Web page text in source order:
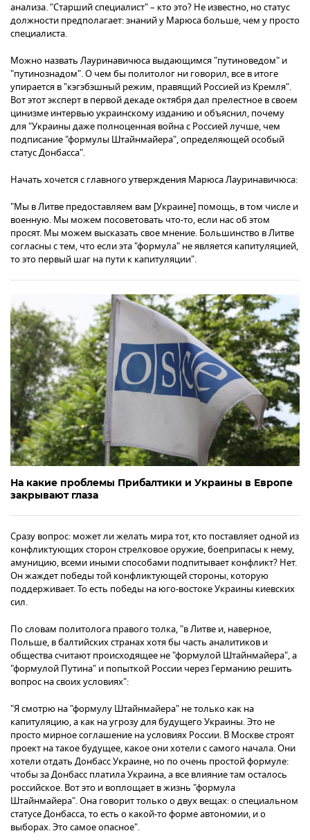
анализа. "Старший специалист" – кто это? Не известно, но статус
должности предполагает: знаний у Марюса больше, чем у просто
специалиста.
Можно назвать Лауринавичюса выдающимся "путиноведом" и
"путинознадом". О чем бы политолог ни говорил, все в итоге
упирается в "кэгэбэшный режим, правящий Россией из Кремля".
Вот этот эксперт в первой декаде октября дал прелестное в своем
цинизме интервью украинскому изданию и объяснил, почему
для "Украины даже полноценная война с Россией лучше, чем
подписание "формулы Штайнмайера", определяющей особый
статус Донбасса".
Начать хочется с главного утверждения Марюса Лауринавичюса:
"Мы в Литве предоставляем вам [Украине] помощь, в том числе и
военную. Мы можем посоветовать что-то, если нас об этом
просят. Мы можем высказать свое мнение. Большинство в Литве
согласны с тем, что если эта "формула" не является капитуляцией,
то это первый шаг на пути к капитуляции".
На какие проблемы Прибалтики и Украины в Европе
закрывают глаза
Сразу вопрос: может ли желать мира тот, кто поставляет одной из
конфликтующих сторон стрелковое оружие, боеприпасы к нему,
амуницию, всеми иными способами подпитывает конфликт? Нет.
Он жаждет победы той конфликтующей стороны, которую
поддерживает. То есть победы на юго-востоке Украины киевских
сил.
По словам политолога правого толка, "в Литве и, наверное,
Польше, в балтийских странах хотя бы часть аналитиков и
общества считают происходящее не "формулой Штайнмайера", а
"формулой Путина" и попыткой России через Германию решить
вопрос на своих условиях":
"Я смотрю на "формулу Штайнмайера" не только как на
капитуляцию, а как на угрозу для будущего Украины. Это не
просто мирное соглашение на условиях России. В Москве строят
проект на такое будущее, какое они хотели с самого начала. Они
хотели отдать Донбасс Украине, но по очень простой формуле:
чтобы за Донбасс платила Украина, а все влияние там осталось
российское. Вот это и воплощает в жизнь "формула
Штайнмайера". Она говорит только о двух вещах: о специальном
статусе Донбасса, то есть о какой-то форме автономии, и о
выборах. Это самое опасное".